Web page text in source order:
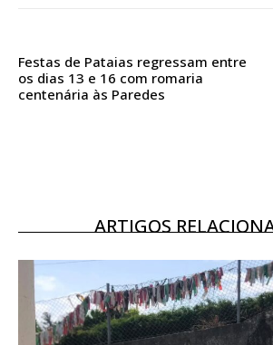
Escolha o plano
Festas de Pataias regressam entre
os dias 13 e 16 com romaria
centenária às Paredes
ARTIGOS